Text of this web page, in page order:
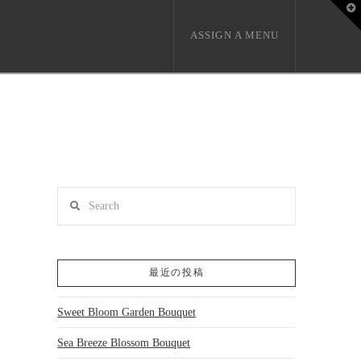
ASSIGN A MENU
最近の投稿
Sweet Bloom Garden Bouquet
Sea Breeze Blossom Bouquet